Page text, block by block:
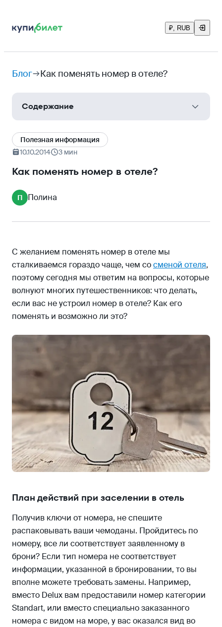
₽, RUB
Блог Как поменять номер в отеле?
Содержание
План действий при заселении в отель
Полезные советы
Как всегда получать только то, что вы хотите?
Полезная информация
10.10.2014
3 мин
Как поменять номер в отеле?
П Полина
С желанием поменять номер в отеле мы
сталкиваемся гораздо чаще, чем сосменой отеля,
поэтому сегодня мы ответим на вопросы, которые
волнуют многих путешественников: что делать,
если вас не устроил номер в отеле? Как его
поменять и возможно ли это?
План действий при заселении в отель
Получив ключи от номера, не спешите
распаковывать ваши чемоданы. Пройдитесь по
номеру, все ли соответствует заявленному в
брони? Если тип номера не соответствует
информации, указанной в бронировании, то вы
вполне можете требовать замены. Например,
вместо Delux вам предоставили номер категории
Standart, или вместо специально заказанного
номера с видом на море, у вас оказался вид во